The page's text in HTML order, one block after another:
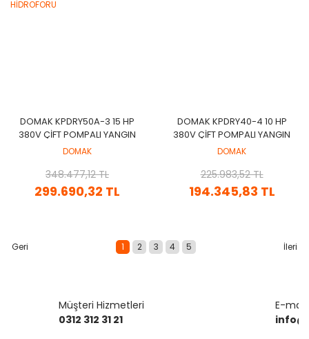
DOMAK KPDRY50A-3 15 HP
380V ÇİFT POMPALI YANGIN
HİDROFORU
DOMAK
299.690,32 TL
348.477,12 TL
DOMAK KPDRY40-4 10 HP
380V ÇİFT POMPALI YANGIN
HİDROFORU
DOMAK
194.345,83 TL
225.983,52 TL
1 2 3 4 5
Müşteri Hizmetleri
0312 312 31 21
E-mail